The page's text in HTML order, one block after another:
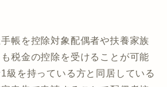
帳を控除対象配偶者や扶養家族
税金の控除を受けることが可能
級を持っている方と同居している